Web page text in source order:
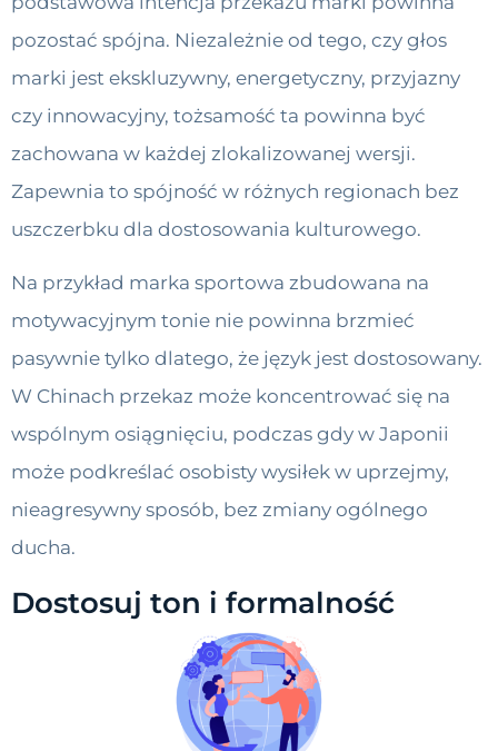
pozostać spójna. Niezależnie od tego, czy głos
marki jest ekskluzywny, energetyczny, przyjazny
czy innowacyjny, tożsamość ta powinna być
zachowana w każdej zlokalizowanej wersji.
Zapewnia to spójność w różnych regionach bez
uszczerbku dla dostosowania kulturowego.
Na przykład marka sportowa zbudowana na
motywacyjnym tonie nie powinna brzmieć
pasywnie tylko dlatego, że język jest dostosowany.
W Chinach przekaz może koncentrować się na
wspólnym osiągnięciu, podczas gdy w Japonii
może podkreślać osobisty wysiłek w uprzejmy,
nieagresywny sposób, bez zmiany ogólnego
ducha.
Dostosuj ton i formalność